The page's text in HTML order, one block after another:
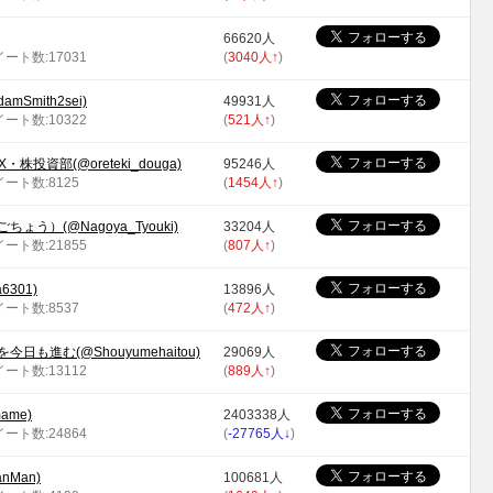
ート数:17031
66620人
(3040人 ↑)
ート数:10322
49931人
(521人 ↑)
・株投資部(@oreteki_douga)
ート数:8125
95246人
(1454人 ↑)
ちょう）(@Nagoya_Tyouki)
ート数:21855
33204人
(807人 ↑)
ート数:8537
13896人
(472人 ↑)
今日も進む(@Shouyumehaitou)
ート数:13112
29069人
(889人 ↑)
ート数:24864
2403338人
(-27765人 ↓)
100681人